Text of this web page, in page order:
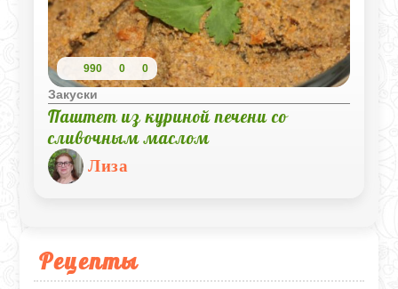
Рецепты
990 0 0
Закуски
Паштет из куриной печени со
сливочным маслом
Лиза